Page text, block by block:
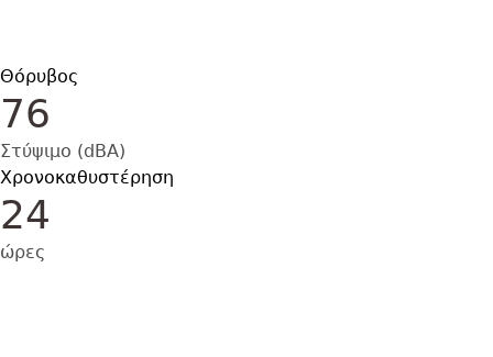
Θόρυβος
76
Στύψιμο (dBA)
Χρονοκαθυστέρηση
24
ώρες